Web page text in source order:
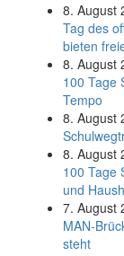
8. August
Tag des
bieten
8. August
100 Tage
Tempo
8. August
8. August
100 Tage
und
7. August
MAN-
steht